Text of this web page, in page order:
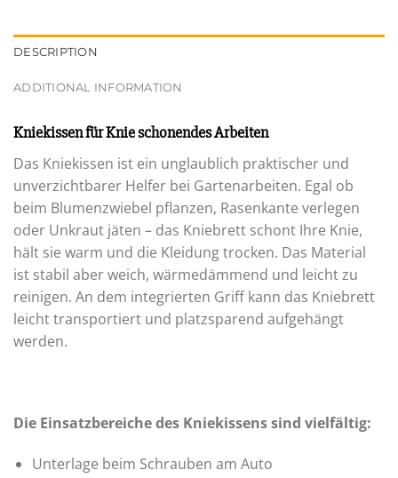
DESCRIPTION
ADDITIONAL INFORMATION
Kniekissen für Knie schonendes Arbeiten
Das Kniekissen ist ein unglaublich praktischer und
unverzichtbarer Helfer bei Gartenarbeiten. Egal ob
beim Blumenzwiebel pflanzen, Rasenkante verlegen
oder Unkraut jäten – das Kniebrett schont Ihre Knie,
hält sie warm und die Kleidung trocken. Das Material
ist stabil aber weich, wärmedämmend und leicht zu
reinigen. An dem integrierten Griff kann das Kniebrett
leicht transportiert und platzsparend aufgehängt
werden.
Die Einsatzbereiche des Kniekissens sind vielfältig:
Unterlage beim Schrauben am Auto